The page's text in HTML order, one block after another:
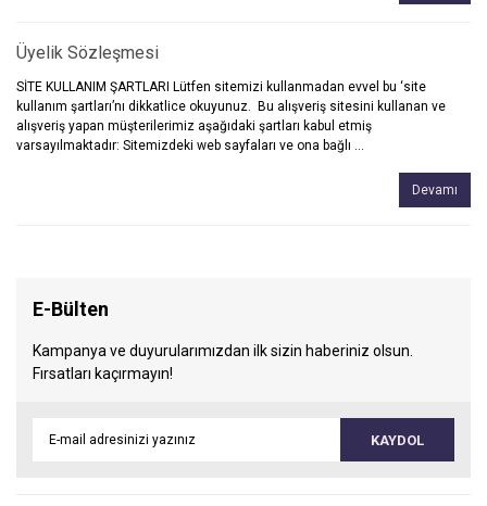
Üyelik Sözleşmesi
SİTE KULLANIM ŞARTLARI Lütfen sitemizi kullanmadan evvel bu ‘site
kullanım şartları’nı dikkatlice okuyunuz. Bu alışveriş sitesini kullanan ve
alışveriş yapan müşterilerimiz aşağıdaki şartları kabul etmiş
varsayılmaktadır: Sitemizdeki web sayfaları ve ona bağlı ...
Devamı
E-Bülten
Kampanya ve duyurularımızdan ilk sizin haberiniz olsun.
Fırsatları kaçırmayın!
KAYDOL